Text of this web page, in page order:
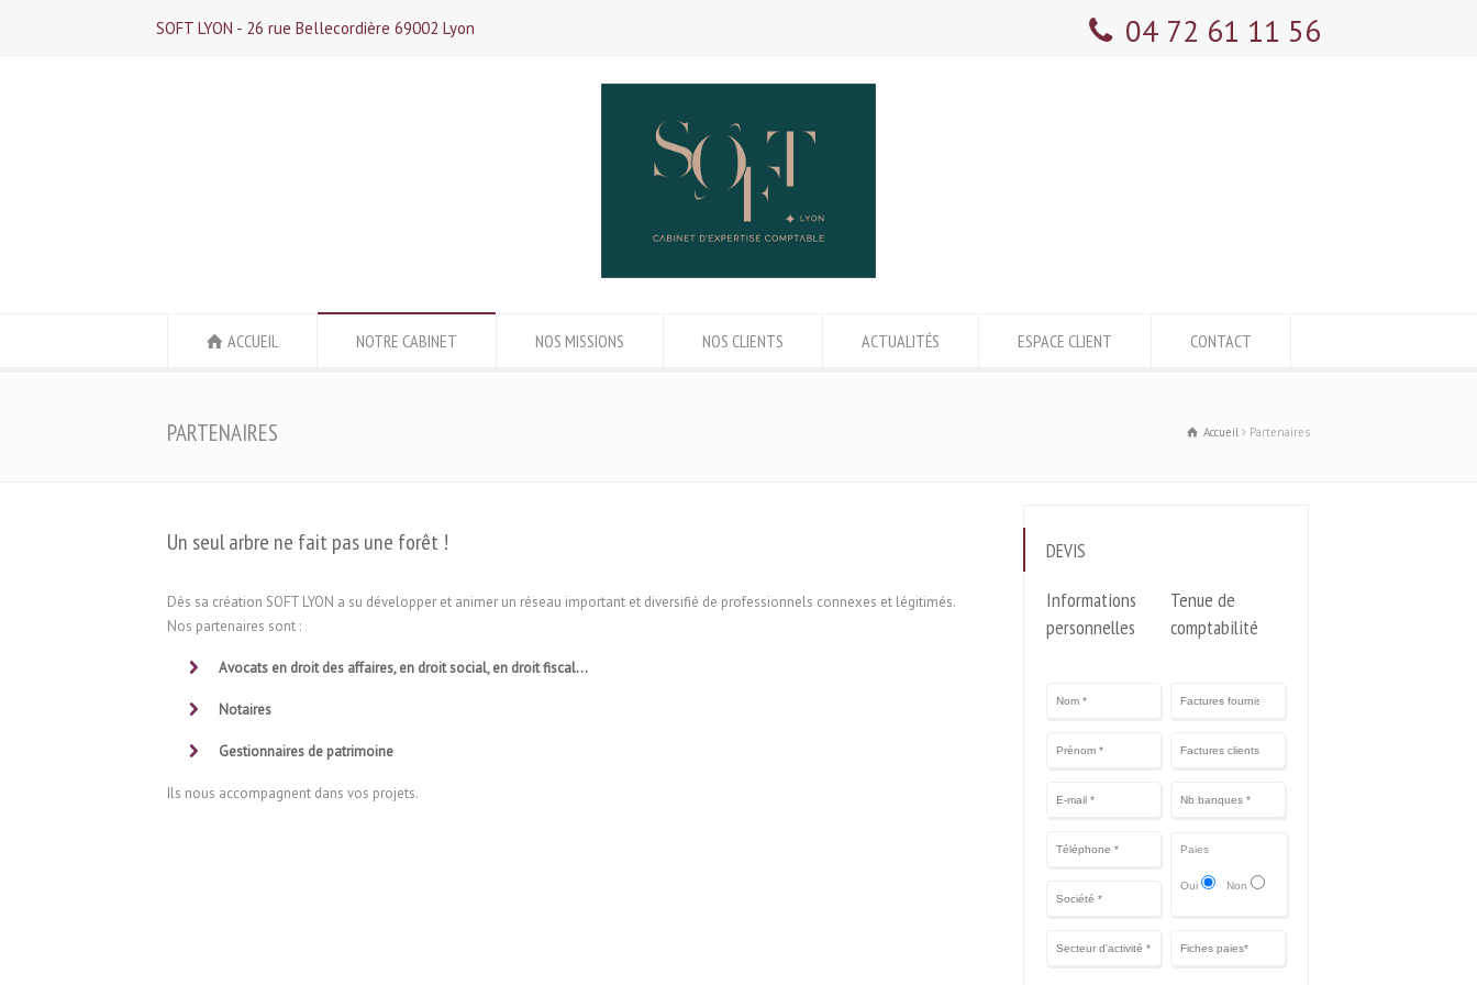
SOFT LYON - 26 rue Bellecordière 69002 Lyon 04 72 61 11 56
ACCUEIL NOTRE CABINET NOS MISSIONS NOS CLIENTS ACTUALITÉS ESPACE CLIENT CONTACT
PARTENAIRES Accueil Partenaires
Un seul arbre ne fait pas une forêt !
Dès sa création SOFT LYON a su développer et animer un réseau important et diversifié de professionnels connexes et légitimés.
Nos partenaires sont :
Avocats en droit des affaires, en droit social, en droit fiscal…
Notaires
Gestionnaires de patrimoine
Ils nous accompagnent dans vos projets.
DEVIS
Informations
personnelles
Tenue de
comptabilité
Paies
Oui Non